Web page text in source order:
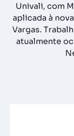
Univali, com
aplicada à
Vargas.
atualmente